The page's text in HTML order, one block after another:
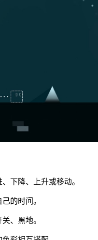
下降、上升或移动。
的时间。
、黑地。